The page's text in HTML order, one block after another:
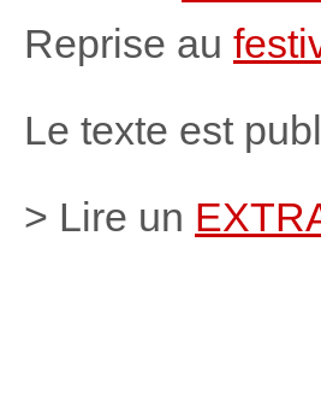
Reprise au
Le texte est
> Lire un